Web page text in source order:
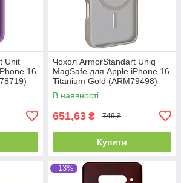
Unit
16
Чохол ArmorStandart Uniq
MagSafe для Apple iPhone 16
Titanium Gold (ARM79498)
В наявності
651,63 ₴ 749 ₴
Купити
–13%